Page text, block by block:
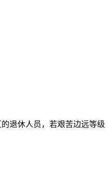
退休人员，若艰苦边远等级